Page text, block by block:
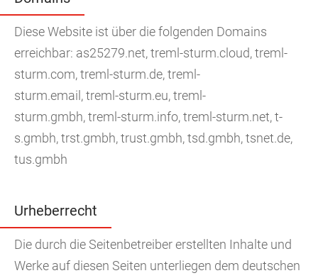
Diese Website ist über die folgenden Domains
erreichbar: as25279.net, treml-sturm.cloud, treml-
sturm.com, treml-sturm.de, treml-
sturm.email, treml-sturm.eu, treml-
sturm.gmbh, treml-sturm.info, treml-sturm.net, t-
s.gmbh, trst.gmbh, trust.gmbh, tsd.gmbh, tsnet.de,
tus.gmbh
Urheberrecht
Die durch die Seitenbetreiber erstellten Inhalte und
Werke auf diesen Seiten unterliegen dem deutschen